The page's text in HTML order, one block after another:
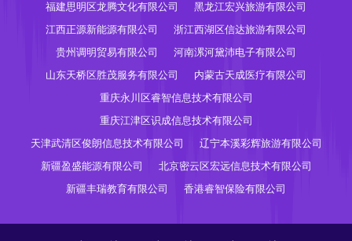
福建思明区龙腾文化有限公司
黑龙江宏兴旅游有限公司
江西正源新能源有限公司
浙江西湖区信达旅游有限公司
贵州调明贸易有限公司
河南漯河黛沛电子有限公司
山东天桥区胜茂服务有限公司
内蒙古天成医疗有限公司
重庆永川区睿智信息技术有限公司
重庆江津区识成信息技术有限公司
天津武清区俊朗信息技术有限公司
辽宁本溪彩辉旅游有限公司
新疆盈盛能源有限公司
北京密云区宏远信息技术有限公司
新疆丰瑞教育有限公司
香港睿智保险有限公司